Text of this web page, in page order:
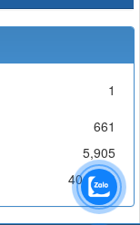
1
661
5,905
401,990